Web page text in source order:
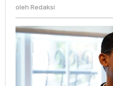
oleh Redaksi